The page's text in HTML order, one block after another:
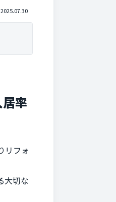
2025.07.30
率
リフォ
大切な